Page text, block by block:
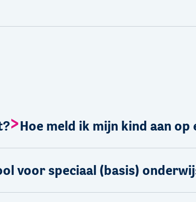
Hoe meld ik mijn kind aan op
voor speciaal (basis)